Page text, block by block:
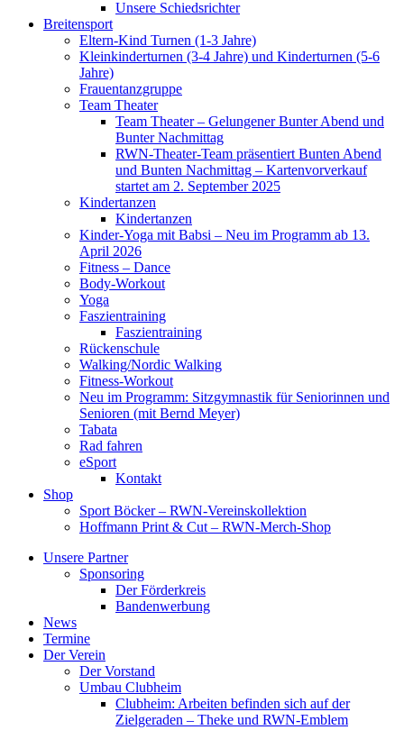
Unsere Schiedsrichter
Breitensport
Eltern-Kind Turnen (1-3 Jahre)
Kleinkinderturnen (3-4 Jahre) und Kinderturnen (5-6
Jahre)
Frauentanzgruppe
Team Theater
Team Theater – Gelungener Bunter Abend und
Bunter Nachmittag
RWN-Theater-Team präsentiert Bunten Abend
und Bunten Nachmittag – Kartenvorverkauf
startet am 2. September 2025
Kindertanzen
Kindertanzen
Kinder-Yoga mit Babsi – Neu im Programm ab 13.
April 2026
Fitness – Dance
Body-Workout
Yoga
Faszientraining
Faszientraining
Rückenschule
Walking/Nordic Walking
Fitness-Workout
Neu im Programm: Sitzgymnastik für Seniorinnen und
Senioren (mit Bernd Meyer)
Tabata
Rad fahren
eSport
Kontakt
Shop
Sport Böcker – RWN-Vereinskollektion
Hoffmann Print & Cut – RWN-Merch-Shop
Unsere Partner
Sponsoring
Der Förderkreis
Bandenwerbung
News
Termine
Der Verein
Der Vorstand
Umbau Clubheim
Clubheim: Arbeiten befinden sich auf der
Zielgeraden – Theke und RWN-Emblem